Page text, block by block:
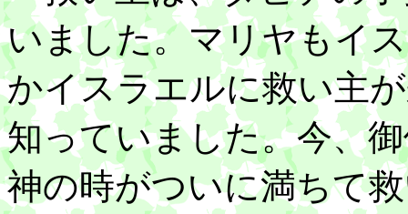
いました。マリヤもイ
かイスラエルに救い主
知っていました。今、
神の時がついに満ちて